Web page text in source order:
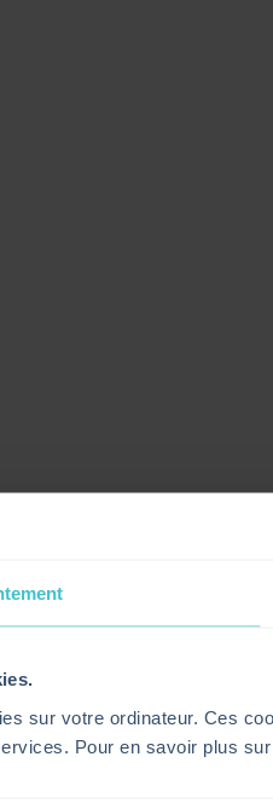
sur votre ordinateur. Ces
Pour en savoir plus